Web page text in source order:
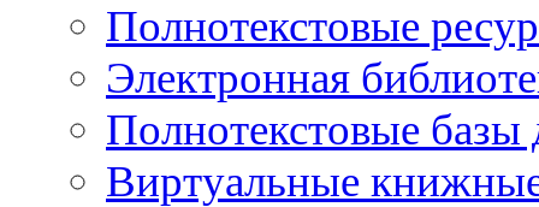
Полнотекстовые
Электронная
Полнотекстовые
Виртуальные